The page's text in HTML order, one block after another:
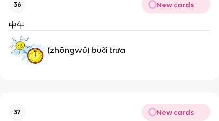
36 New cards
中午
(zhōngwǔ) buổi trưa
37 New cards